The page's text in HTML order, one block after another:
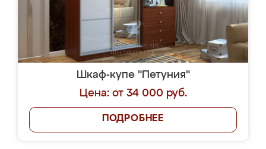
Шкаф-купе "Петуния"
Цена: от 34 000 руб.
ПОДРОБНЕЕ